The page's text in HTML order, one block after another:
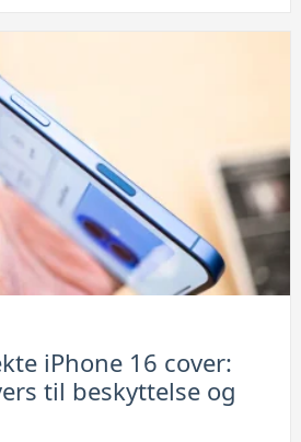
iPhone 16 cover:
til beskyttelse og